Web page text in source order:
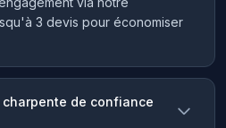
3 devis pour économiser
charpente de confiance